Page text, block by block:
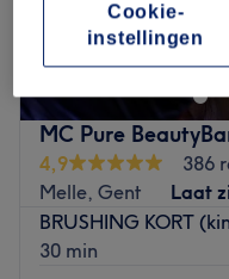
MC Pure
4,9
386
Melle, Gent
Laat
BRUSHING KORT
30 min
Cookie-
instellingen